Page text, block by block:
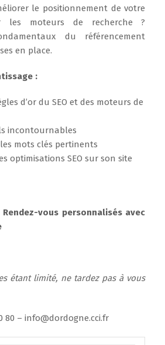
le positionnement de votre
les moteurs de recherche ?
du référencement
en place.
:
d’or du SEO et des moteurs de
incontournables
mots clés pertinents
optimisations SEO sur son site
vous personnalisés avec
étant limité, ne tardez pas à vous
80 – info@dordogne.cci.fr